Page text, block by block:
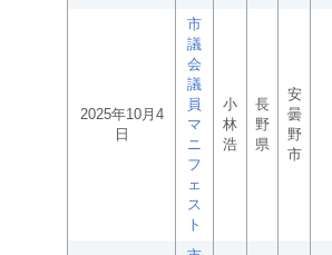
2025年10月4
日
市
議
会
議
員
マ
ニ
フ
ェ
ス
ト
小
林
浩
長
野
県
安
曇
野
市